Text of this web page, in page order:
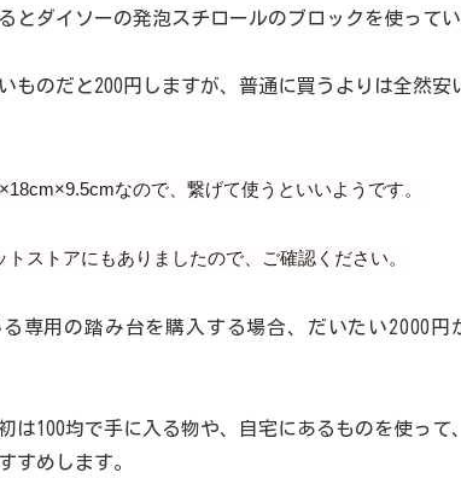
とダイソーの発泡スチロールのブロックを使って
ものだと200円しますが、普通に買うよりは全然
なので、繋げて使うといいようです。
トストアにもありましたので、ご確認ください。
専用の踏み台を購入する場合、だいたい2000円
は100均で手に入る物や、自宅にあるものを使っ
すめします。